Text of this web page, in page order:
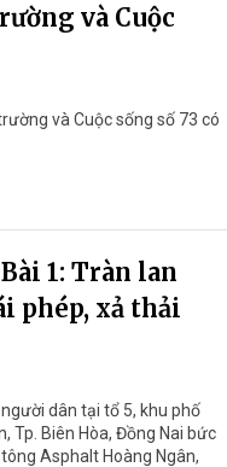
và Cuộc
và Cuộc sống số 73 có
1: Tràn lan
phép, xả thải
dân tại tổ 5, khu phố
Tp. Biên Hòa, Đồng Nai bức
Asphalt Hoàng Ngân,